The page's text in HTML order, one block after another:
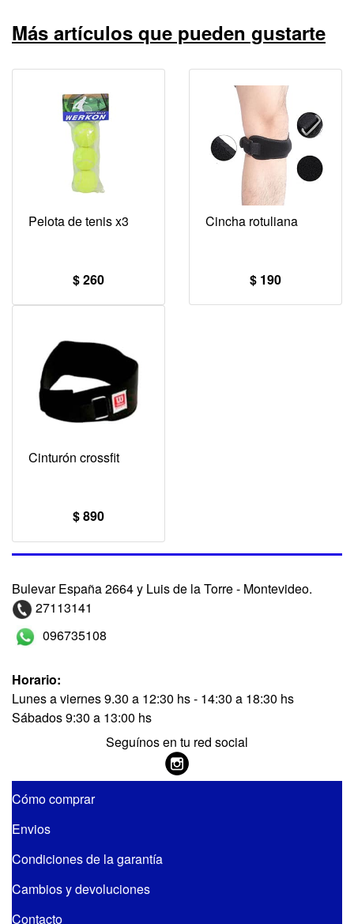
Más artículos que pueden gustarte
Pelota de tenis x3
$ 260
Cincha rotuliana
$ 190
Cinturón crossfit
$ 890
Bulevar España 2664 y Luis de la Torre - Montevideo.
27113141
096735108
Horario:
Lunes a viernes 9.30 a 12:30 hs - 14:30 a 18:30 hs
Sábados 9:30 a 13:00 hs
Seguínos en tu red social
Cómo comprar
Envios
Condiciones de la garantía
Cambios y devoluciones
Contacto